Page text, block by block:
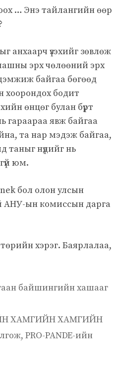
… Энэ тайлангийн өөр
анхаарч үзэхийг зөвлөж
эрх чөлөөний эрх
байгаа бөгөөд
бодит
өнцөг булан бүрт
нь гараараа явж байгаа
та нар мэдэж байгаа,
таныг нүдийг нь
юм.
бол олон улсын
АНУ-ын комиссын дарга
хэрэг. Баярлалаа,
байшингийн хашааг
ХАМГИЙН ХАМГИЙН
PRO-PANDE-ийн